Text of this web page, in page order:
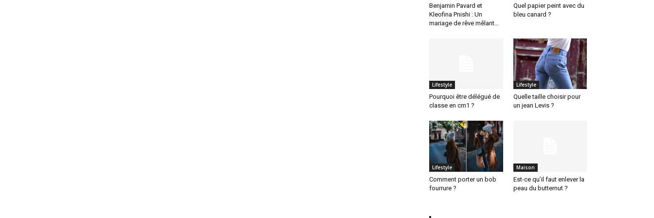
Benjamin Pavard et
Kleofina Pnishi : Un
mariage de rêve mêlant...
Quel papier peint avec du
bleu canard ?
Lifestyle
Pourquoi être délégué de
classe en cm1 ?
Lifestyle
Quelle taille choisir pour
un jean Levis ?
Lifestyle
Comment porter un bob
fourrure ?
Maison
Est-ce qu’il faut enlever la
peau du butternut ?